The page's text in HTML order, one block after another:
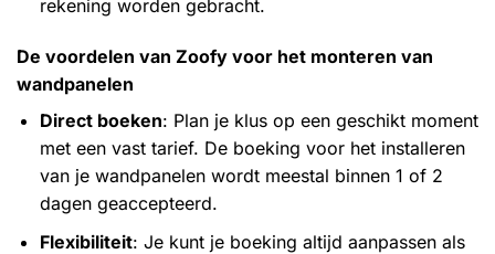
rekening worden gebracht.
De voordelen van Zoofy voor het monteren van
wandpanelen
Direct boeken: Plan je klus op een geschikt moment
met een vast tarief. De boeking voor het installeren
van je wandpanelen wordt meestal binnen 1 of 2
dagen geaccepteerd.
Flexibiliteit: Je kunt je boeking altijd aanpassen als